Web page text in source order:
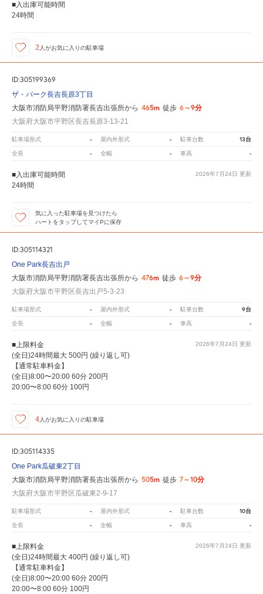
■入出庫可能時間
24時間
2 人がお気に入りの駐車場
ID:305199369
ザ・パーク長吉長原3丁目
大阪市消防局平野消防署長吉出張所から 465m 徒歩 6～9分
大阪府大阪市平野区長吉長原3-13-21
駐車場形式 - 屋内外形式 - 駐車台数 13台
全長 - 全幅 - 車高 -
2026年7月24日 更新
■入出庫可能時間
24時間
気に入った駐車場を見つけたら
ハートをタップしてマイPに保存
ID:305114321
One Park長吉出戸
大阪市消防局平野消防署長吉出張所から 476m 徒歩 6～9分
大阪府大阪市平野区長吉出戸5-3-23
駐車場形式 - 屋内外形式 - 駐車台数 9台
全長 - 全幅 - 車高 -
2026年7月24日 更新
■上限料金
(全日)24時間最大 500円 (繰り返し可)
【通常駐車料金】
(全日)8:00〜20:00 60分 200円
20:00〜8:00 60分 100円
4人がお気に入りの駐車場
ID:305114335
One Park瓜破東2丁目
大阪市消防局平野消防署長吉出張所から 505m 徒歩 7～10分
大阪府大阪市平野区瓜破東2-9-17
駐車場形式 - 屋内外形式 - 駐車台数 10台
全長 - 全幅 - 車高 -
2026年7月24日 更新
■上限料金
(全日)24時間最大 400円 (繰り返し可)
【通常駐車料金】
(全日)8:00〜20:00 60分 200円
20:00〜8:00 60分 100円